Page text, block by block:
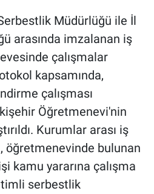
Müdürlüğü ile İl
arasında imzalanan iş
çalışmalar
kapsamında,
çalışması
Öğretmenevi'nin
Kurumlar arası iş
öğretmenevinde bulunan
kamu yararına çalışma
serbestlik